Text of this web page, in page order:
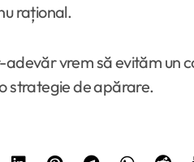
rațional.
vrem să evităm un
strategie de apărare.